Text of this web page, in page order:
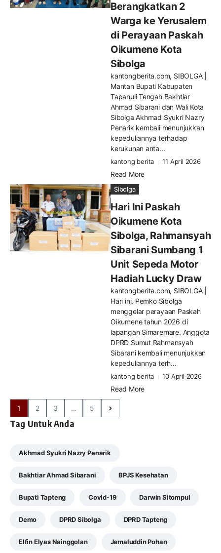
Berangkatkan 2
Warga ke Yerusalem
di Perayaan Paskah
Oikumene Kota
Sibolga
kantongberita.com, SIBOLGA |
Mantan Bupati Kabupaten
Tapanuli Tengah Bakhtiar
Ahmad Sibarani dan Wali Kota
Sibolga Akhmad Syukri Nazry
Penarik kembali menunjukkan
kepeduliannya terhadap
kerukunan anta...
kantong berita 11 April 2026
Read More
Sibolga
Hari Ini Paskah
Oikumene Kota
Sibolga, Rahmansyah
Sibarani Sumbang 1
Unit Sepeda Motor
Hadiah Lucky Draw
kantongberita.com, SIBOLGA |
Hari ini, Pemko Sibolga
menggelar perayaan Paskah
Oikumene tahun 2026 di
lapangan Simaremare. Anggota
DPRD Sumut Rahmansyah
Sibarani kembali menunjukkan
kepeduliannya terh...
kantong berita 10 April 2026
Read More
1 2 3 ... 5
Tag Untuk Anda
Akhmad Syukri Nazry Penarik
Bakhtiar Ahmad Sibarani BPJS Kesehatan
Bupati Tapteng Covid-19 Darwin Sitompul
Demo DPRD Sibolga DPRD Tapteng
Elfin Elyas Nainggolan Jamaluddin Pohan